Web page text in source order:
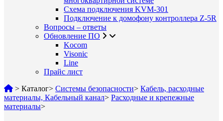
Схема подключения KVM-301
Подключение к домофону контроллера Z-5R
Вопросы – ответы
Обновление ПО
Kocom
Visonic
Line
Прайс лист
> Каталог> Системы безопасности> Кабель, расходные
материалы, Кабельный канал> Расходные и крепежные
материалы>